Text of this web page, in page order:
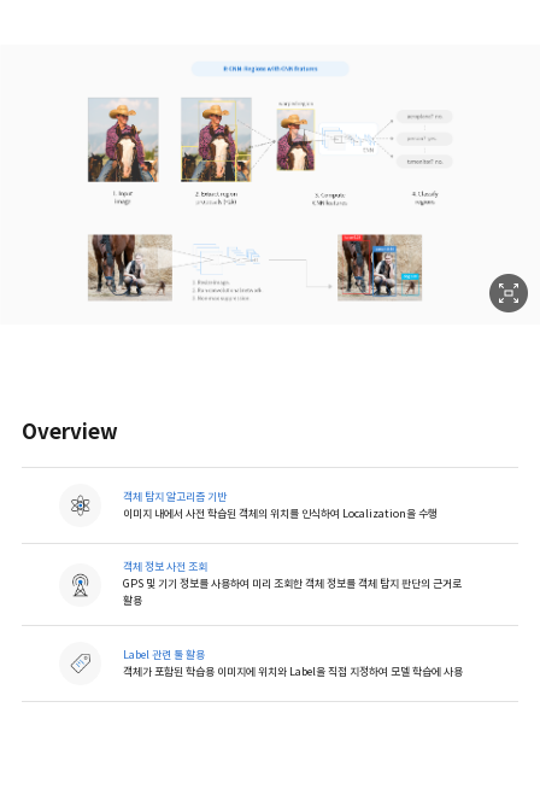
Overview
객체 탐지 알고리즘 기반
이미지 내에서 사전 학습된 객체의 위치를 인식하여 Localization을 수행
객체 정보 사전 조회
GPS 및 기기 정보를 사용하여 미리 조회한 객체 정보를 객체 탐지 판단의 근거로
활용
Label 관련 툴 활용
객체가 포함된 학습용 이미지에 위치와 Label을 직접 지정하여 모델 학습에 사용